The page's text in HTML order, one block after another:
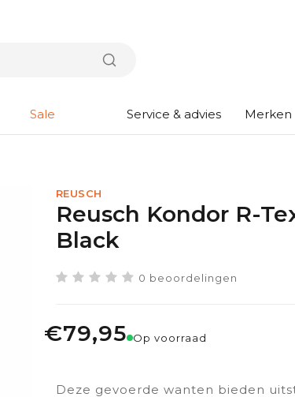
Sale Service & advies Merken
REUSCH
Reusch Kondor R-
Black
0 beoordelingen
€79,95 Op voorraad
Deze gevoerde wanten bieden